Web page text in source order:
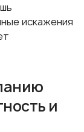
искажения
и